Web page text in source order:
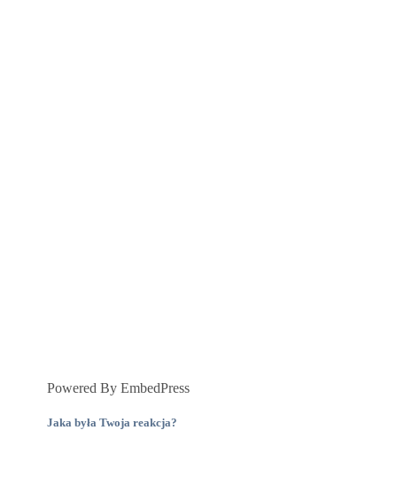
Powered By EmbedPress
Jaka była Twoja reakcja?